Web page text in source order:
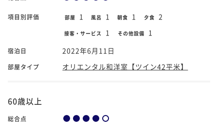
項目別評価 部屋 1 風呂 1 朝食 1 夕食 2
接客・サービス 1 その他設備 1
宿泊日 2022年6月11日
部屋タイプ オリエンタル和洋室【ツイン42平米】
60歳以上
総合点